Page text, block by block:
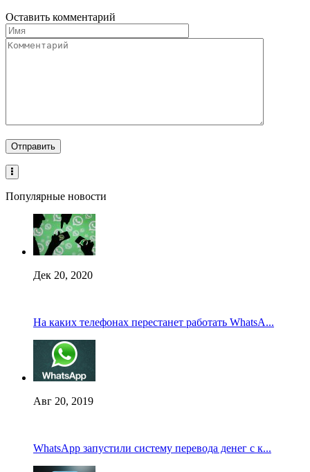
Оставить комментарий
Популярные новости
Дек 20, 2020
На каких телефонах перестанет работать WhatsA...
Авг 20, 2019
WhatsApp запустили систему перевода денег с к...